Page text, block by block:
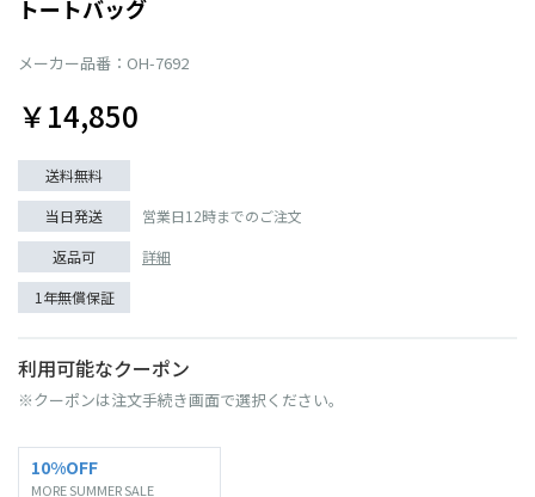
トートバッグ
メーカー品番：OH-7692
￥14,850
送料無料
当日発送
営業日12時までのご注文
返品可
詳細
1年無償保証
利用可能なクーポン
※クーポンは注文手続き画面で選択ください。
10%OFF
MORE SUMMER SALE